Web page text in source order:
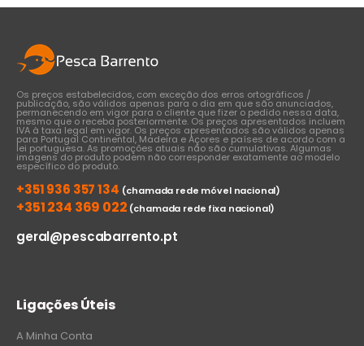
Os preços estabelecidos, com exceção dos erros ortográficos /
publicação, são válidos apenas para o dia em que são anunciados,
permanecendo em vigor para o cliente que fizer o pedido nessa data,
mesmo que o receba posteriormente. Os preços apresentados incluem
IVA à taxa legal em vigor. Os preços apresentados são válidos apenas
para Portugal Continental, Madeira e Açores e países de acordo com a
lei portuguesa. As promoções atuais não são cumulativas. Algumas
imagens do produto podem não corresponder exatamente ao modelo
específico do produto.
+351 936 357 134 (chamada rede móvel nacional)
+351 234 369 022 (chamada rede fixa nacional)
geral@pescabarrento.pt
Ligações Úteis
A Minha Conta